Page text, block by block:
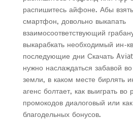
распишитесь айфоне. Абы
смартфон, довольно выкапать
взаимосоответствующий
выкарабкать необходимый ин-
последующие дни Скачать
нужно наслаждаться забавой
земли, в каком месте бирлять
агенс болтает, как выиграть во
промокодов диалоговый или
благодельных бонусов.